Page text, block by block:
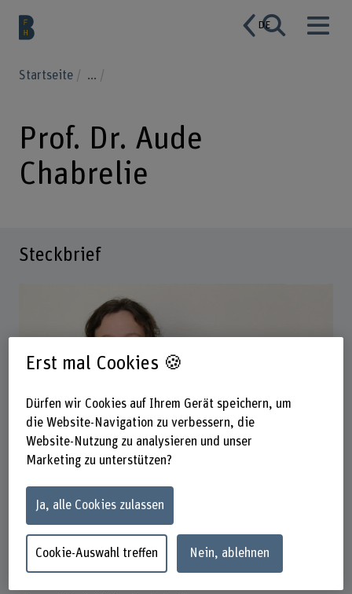
DE
Startseite ...
Prof. Dr. Aude
Chabrelie
Steckbrief
Prof. Dr. Aude Chabrelie
Kontakt
Erst mal Cookies 🍪
Dürfen wir Cookies auf Ihrem Gerät speichern, um
die Website-Navigation zu verbessern, die
Website-Nutzung zu analysieren und unser
Marketing zu unterstützen?
Ja, alle Cookies zulassen
Cookie-Auswahl treffen Nein, ablehnen